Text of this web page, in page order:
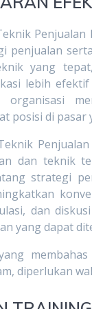
penjualan
yang
lebih
organisasi
posisi di pasar
dan teknik
strategi
dan
yang dapat
diperlukan